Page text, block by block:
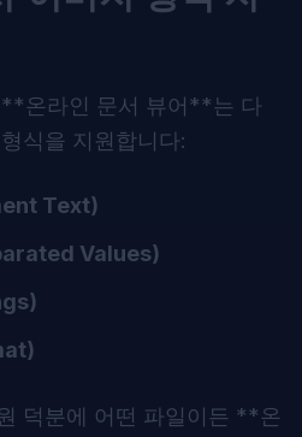
**온라인 문서 뷰어 **는 다
식을 지원합니다:
Text)
Values)
덕분에 어떤 파일이든 **온